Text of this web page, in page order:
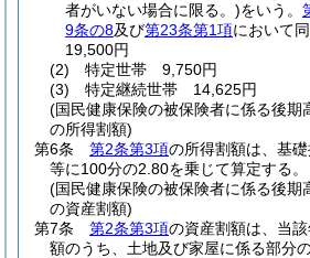
者がいない場合に限る。)をいう。
9条の8及び第23条第1項において
19,500円
(2)
特定世帯 9,750円
(3)
特定継続世帯 14,625円
(国民健康保険の被保険者に係る後期
の所得割額)
第6条
第2条第3項の所得割額は、基
等に100分の2.80を乗じて算定する。
(国民健康保険の被保険者に係る後期
の資産割額)
第7条
第2条第3項の資産割額は、当
額のうち、土地及び家屋に係る部分